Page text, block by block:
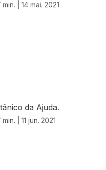
min. | 14 mai. 2021
da Ajuda.
min. | 11 jun. 2021